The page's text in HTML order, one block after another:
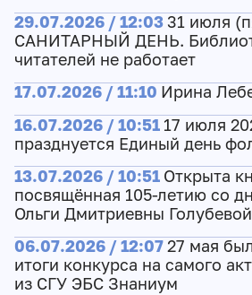
29.07.2026 / 12:03 31 июля
САНИТАРНЫЙ ДЕНЬ.
читателей не работает
17.07.2026 / 11:10 Ирина
16.07.2026 / 10:51 17 июля
празднуется Единый день
13.07.2026 / 10:51 Открыта
посвящённая 105-летию со
Ольги Дмитриевны
06.07.2026 / 12:0727 мая
итоги конкурса на самого
из СГУ ЭБС Знаниум